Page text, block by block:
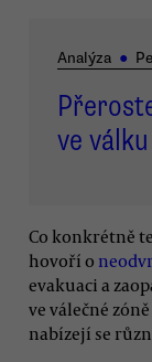
Analýza ●
ve
Co konkrétně
hovoří o
evakuaci a
ve válečné
nabízejí se